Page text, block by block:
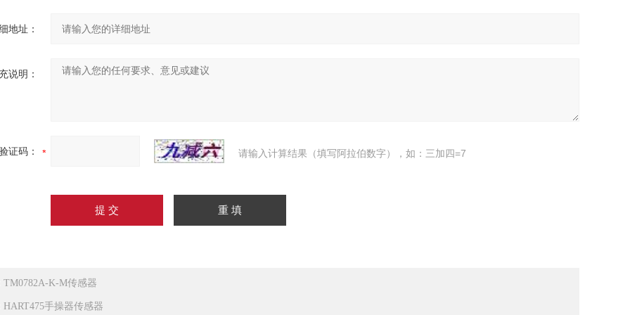
地址：
说明：
证码： 请输入计算结果（填写阿拉伯数字），如：三加四=7
TM0782A-K-M传感器
HART475手操器传感器